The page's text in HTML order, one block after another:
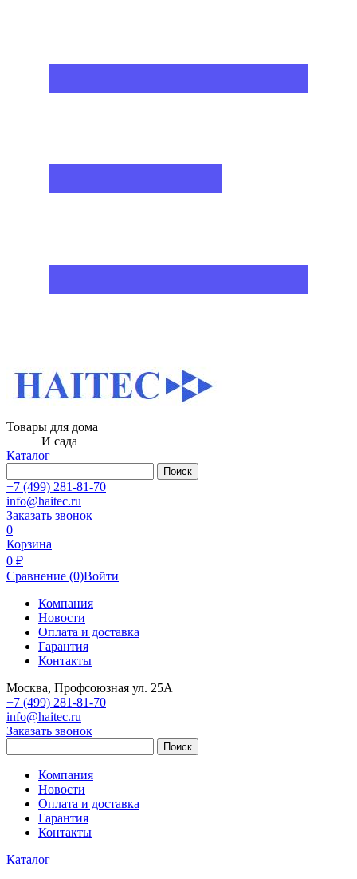
Товары для дома
И сада
Каталог
Поиск
+7 (499) 281-81-70
info@haitec.ru
Заказать звонок
0
Корзина
0 ₽
Сравнение (0)Войти
Компания
Новости
Оплата и доставка
Гарантия
Контакты
Москва, Профсоюзная ул. 25А
+7 (499) 281-81-70
info@haitec.ru
Заказать звонок
Поиск
Компания
Новости
Оплата и доставка
Гарантия
Контакты
Каталог